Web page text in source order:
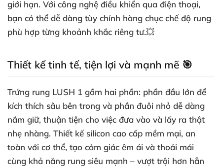
giới hạn. Với công nghệ điều khiển qua điện thoại,
bạn có thể dễ dàng tùy chỉnh hàng chục chế độ rung
phù hợp từng khoảnh khắc riêng tư.💥
Thiết kế tinh tế, tiện lợi và mạnh mẽ 🎯
Trứng rung LUSH 1 gồm hai phần: phần đầu lớn để
kích thích sâu bên trong và phần đuôi nhỏ dễ dàng
nắm giữ, thuận tiện cho việc đưa vào và lấy ra thật
nhẹ nhàng. Thiết kế silicon cao cấp mềm mại, an
toàn với cơ thể, tạo cảm giác êm ái và thoải mái
cùng khả năng rung siêu mạnh – vượt trội hơn hẳn